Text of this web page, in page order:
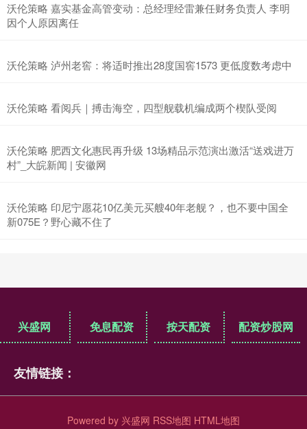
沃伦策略 嘉实基金高管变动：总经理经雷兼任财务负责人 李明
因个人原因离任
沃伦策略 泸州老窖：将适时推出28度国窖1573 更低度数考虑中
沃伦策略 看阅兵｜搏击海空，四型舰载机编成两个楔队受阅
沃伦策略 肥西文化惠民再升级 13场精品示范演出激活“送戏进万
村”_大皖新闻 | 安徽网
沃伦策略 印尼宁愿花10亿美元买艘40年老舰？，也不要中国全
新075E？野心藏不住了
兴盛网 免息配资 按天配资 配资炒股网
友情链接：
Powered by 兴盛网 RSS地图 HTML地图